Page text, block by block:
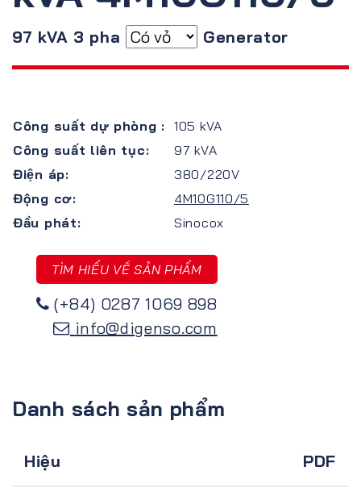
97 kVA 3 pha Generator
Công suất dự phòng : 105 kVA
Công suất liên tục:
97 kVA
Điện áp:
380/220V
Động cơ:
4M10G110/5
Đầu phát:
Sinocox
TÌM HIỂU VỀ SẢN PHẨM
(+84) 0287 1069 898
info@digenso.com
Danh sách sản phẩm
Hiệu PDF